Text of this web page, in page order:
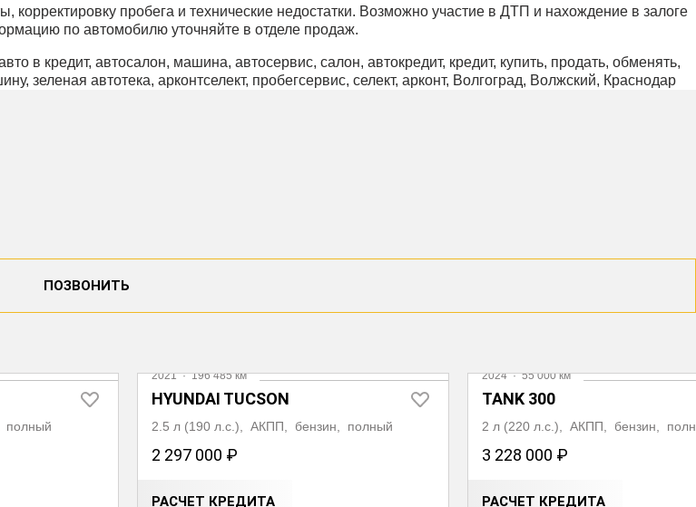
пробега и технические недостатки. Возможно участие в ДТП и нахождение в залоге
по автомобилю уточняйте в отделе продаж.
в кредит, автосалон, машина, автосервис, салон, автокредит, кредит, купить, продать, обменять,
зеленая автотека, арконтселект, пробегсервис, селект, арконт, Волгоград, Волжский, Краснодар
ПОЗВОНИТЬ
полный
2021·196 485 км
HYUNDAI TUCSON
2.5 л (190 л.с.), АКПП, бензин, полный
2 297 000 ₽
РАСЧЕТ КРЕДИТА
2024·55 000 км
TANK 300
2 л (220 л.с.), АКПП, бензин,
3 228 000 ₽
РАСЧЕТ КРЕДИТА